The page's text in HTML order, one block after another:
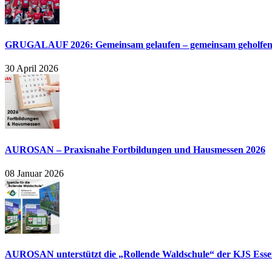
GRUGALAUF 2026: Gemeinsam gelaufen – gemeinsam geholfen
30 April 2026
AUROSAN – Praxisnahe Fortbildungen und Hausmessen 2026
08 Januar 2026
AUROSAN unterstützt die „Rollende Waldschule“ der KJS